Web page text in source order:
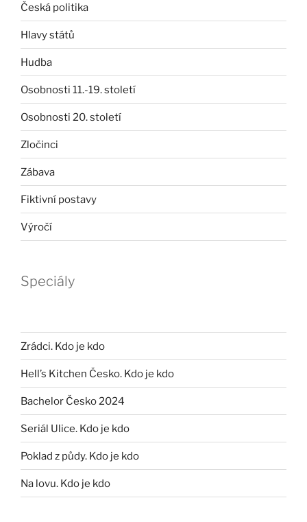
Česká politika
Hlavy států
Hudba
Osobnosti 11.-19. století
Osobnosti 20. století
Zločinci
Zábava
Fiktivní postavy
Výročí
Speciály
Zrádci. Kdo je kdo
Hell’s Kitchen Česko. Kdo je kdo
Bachelor Česko 2024
Seriál Ulice. Kdo je kdo
Poklad z půdy. Kdo je kdo
Na lovu. Kdo je kdo